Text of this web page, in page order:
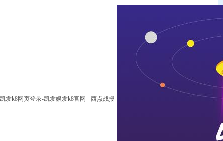
凯发k8网页登录-凯发娱发k8官网 西点战报